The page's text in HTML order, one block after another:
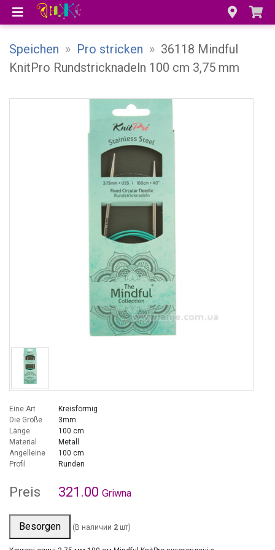
Speichen » Pro stricken » 36118 Mindful
KnitPro Rundstricknadeln 100 cm 3,75 mm
Eine Art
Kreisförmig
Die Größe
3mm
Länge
100 cm
Material
Metall
Angelleine
100 cm
Profil
Runden
Preis 321.00 Griwna
Besorgen (В наличии 2 шт)